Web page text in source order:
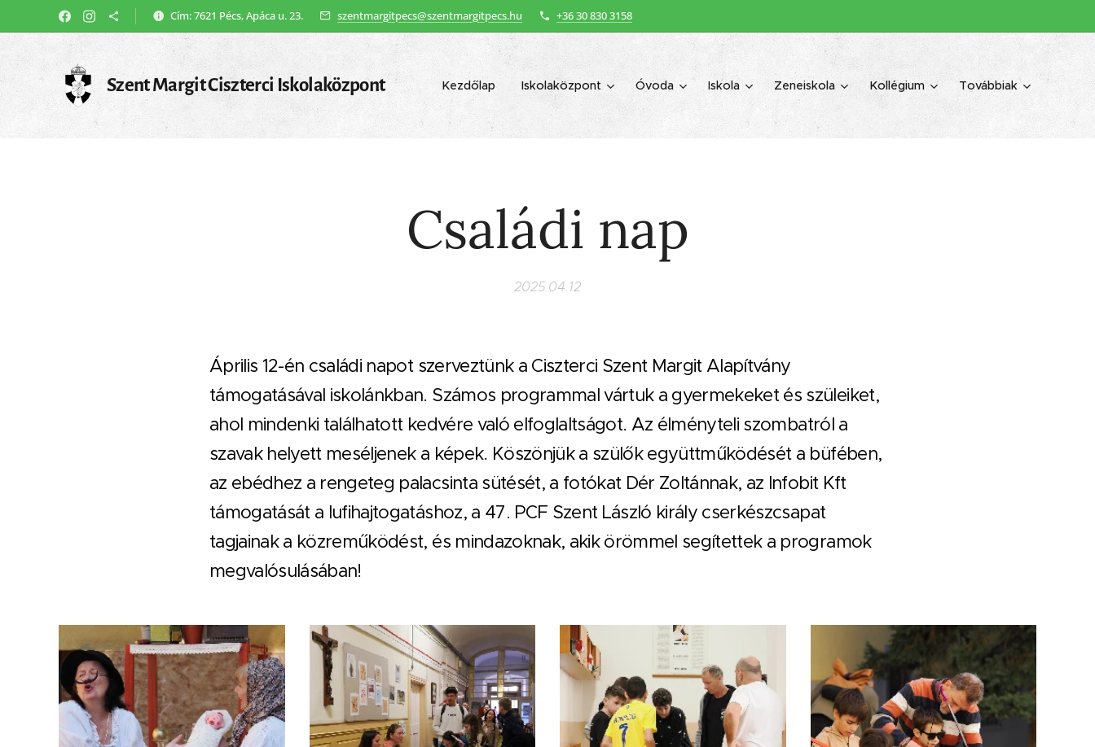
Cím: 7621 Pécs, Apáca u. 23. szentmargitpecs@szentmargitpecs.hu +36 30 830 3158
Szent Margit Ciszterci Iskolaközpont Kezdőlap Iskolaközpont Óvoda Iskola Zeneiskola Kollégium Továbbiak
Családi nap
2025.04.12
Április 12-én családi napot szerveztünk a Ciszterci Szent Margit Alapítvány
támogatásával iskolánkban. Számos programmal vártuk a gyermekeket és szüleiket,
ahol mindenki találhatott kedvére való elfoglaltságot. Az élményteli szombatról a
szavak helyett meséljenek a képek. Köszönjük a szülők együttműködését a büfében,
az ebédhez a rengeteg palacsinta sütését, a fotókat Dér Zoltánnak, az Infobit Kft
támogatását a lufihajtogatáshoz, a 47. PCF Szent László király cserkészcsapat
tagjainak a közreműködést, és mindazoknak, akik örömmel segítettek a programok
megvalósulásában!